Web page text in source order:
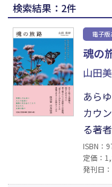
検索結果：2件
電子版
魂の
山田
あら
カウ
る著
人々
いっ
の人
ISBN：
定価：
発刊日